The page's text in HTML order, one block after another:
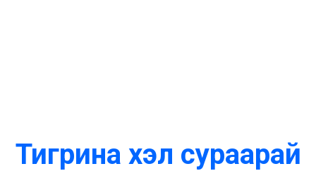
Тигрина хэл сураарай